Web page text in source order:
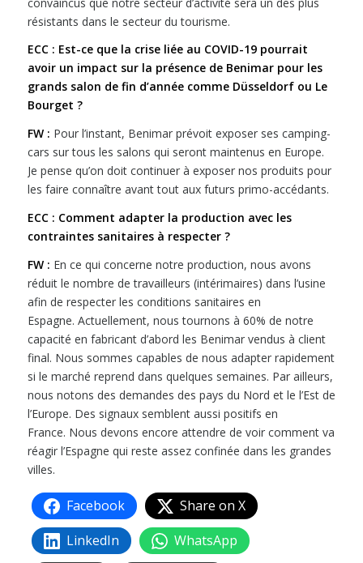
résistants dans le secteur du tourisme.
ECC : Est-ce que la crise liée au COVID-19 pourrait
avoir un impact sur la présence de Benimar pour les
grands salon de fin d’année comme Düsseldorf ou Le
Bourget ?
FW : Pour l’instant, Benimar prévoit exposer ses camping-
cars sur tous les salons qui seront maintenus en Europe.
Je pense qu’on doit continuer à exposer nos produits pour
les faire connaître avant tout aux futurs primo-accédants.
ECC : Comment adapter la production avec les
contraintes sanitaires à respecter ?
FW : En ce qui concerne notre production, nous avons
réduit le nombre de travailleurs (intérimaires) dans l’usine
afin de respecter les conditions sanitaires en
Espagne. Actuellement, nous tournons à 60% de notre
capacité en fabricant d’abord les Benimar vendus à client
final. Nous sommes capables de nous adapter rapidement
si le marché reprend dans quelques semaines. Par ailleurs,
nous notons des demandes des pays du Nord et le l’Est de
l’Europe. Des signaux semblent aussi positifs en
France. Nous devons encore attendre de voir comment va
réagir l’Espagne qui reste assez confinée dans les grandes
villes.
Facebook
Share on X
LinkedIn
WhatsApp